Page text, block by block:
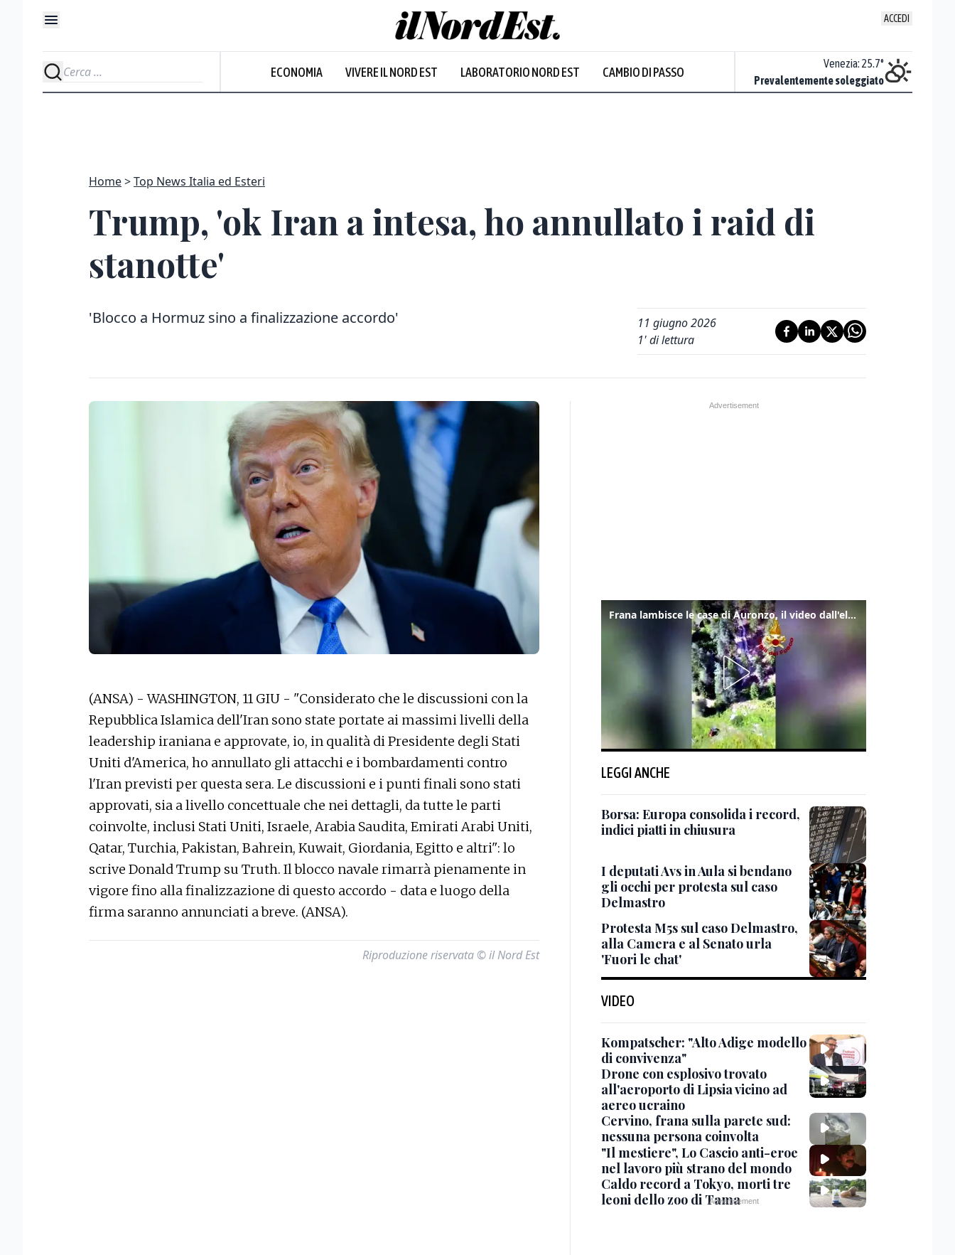
ACCEDI
ECONOMIA VIVERE IL NORD EST LABORATORIO NORD EST CAMBIO DI PASSO
Piovoso
Venezia: 25.7°
Prevalentemente soleggiato
Home Top News Italia ed Esteri
Trump, 'ok Iran a intesa, ho annullato i raid di
stanotte'
'Blocco a Hormuz sino a finalizzazione accordo'
11 giugno 2026
1' di lettura
(ANSA) - WASHINGTON, 11 GIU - "Considerato che le discussioni con la
Repubblica Islamica dell'Iran sono state portate ai massimi livelli della
leadership iraniana e approvate, io, in qualità di Presidente degli Stati
Uniti d'America, ho annullato gli attacchi e i bombardamenti contro
l'Iran previsti per questa sera. Le discussioni e i punti finali sono stati
approvati, sia a livello concettuale che nei dettagli, da tutte le parti
coinvolte, inclusi Stati Uniti, Israele, Arabia Saudita, Emirati Arabi Uniti,
Qatar, Turchia, Pakistan, Bahrein, Kuwait, Giordania, Egitto e altri": lo
scrive Donald Trump su Truth. Il blocco navale rimarrà pienamente in
vigore fino alla finalizzazione di questo accordo - data e luogo della
firma saranno annunciati a breve. (ANSA).
Riproduzione riservata © il Nord Est
Frana lambisce le case di Auronzo, il video dall'elicottero dei vigili del fuoco
LEGGI ANCHE
Borsa: Europa consolida i record,
indici piatti in chiusura
I deputati Avs in Aula si bendano
gli occhi per protesta sul caso
Delmastro
Protesta M5s sul caso Delmastro,
alla Camera e al Senato urla
'Fuori le chat'
VIDEO
Kompatscher: "Alto Adige modello
di convivenza"
Drone con esplosivo trovato
all'aeroporto di Lipsia vicino ad
aereo ucraino
Cervino, frana sulla parete sud:
nessuna persona coinvolta
"Il mestiere", Lo Cascio anti-eroe
nel lavoro più strano del mondo
Caldo record a Tokyo, morti tre
leoni dello zoo di Tama